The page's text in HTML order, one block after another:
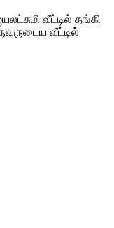
வீட்டில் தங்கி
வீட்டில்